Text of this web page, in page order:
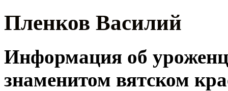
Пленков Василий
Информация об
знаменитом вятском